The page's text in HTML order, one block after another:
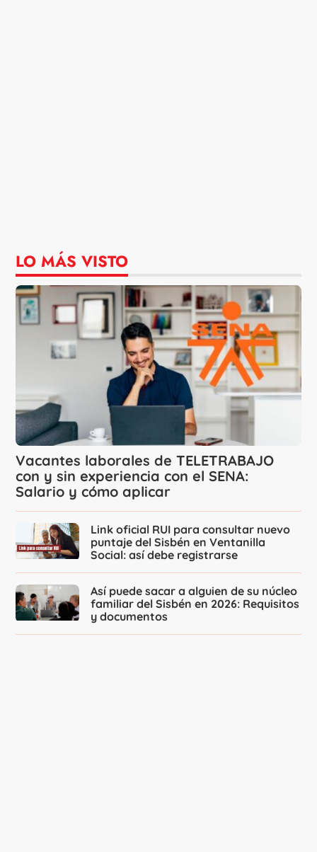
LO MÁS VISTO
Vacantes laborales de TELETRABAJO
con y sin experiencia con el SENA:
Salario y cómo aplicar
Link oficial RUI para consultar nuevo
puntaje del Sisbén en Ventanilla
Social: así debe registrarse
Así puede sacar a alguien de su núcleo
familiar del Sisbén en 2026: Requisitos
y documentos